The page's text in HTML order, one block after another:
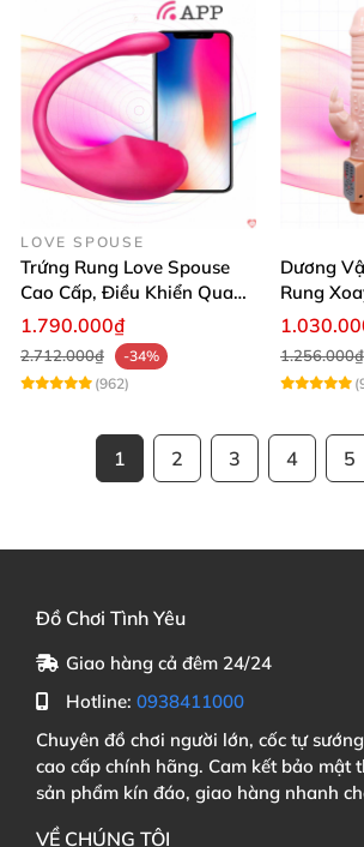
LOVE SPOUSE
Trứng Rung Love Spouse
Cao Cấp, Điều Khiển Qua
App, Tình Yêu Sôi Động
1.790.000₫
2.712.000₫
-34%
(962)
Dương
Rung
Nhiệt
1.256.000₫
1 2 3 4 5
Đồ Chơi Tình Yêu
Giao hàng cả đêm 24/24
Hotline: 0938411000
Chuyên đồ chơi người lớn, cốc tự
cao cấp chính hãng. Cam kết bảo mật
sản phẩm kín đáo, giao hàng nhanh
VỀ CHÚNG TÔI